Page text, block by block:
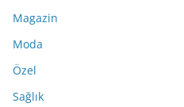
Magazin
Moda
Özel
Sağlık